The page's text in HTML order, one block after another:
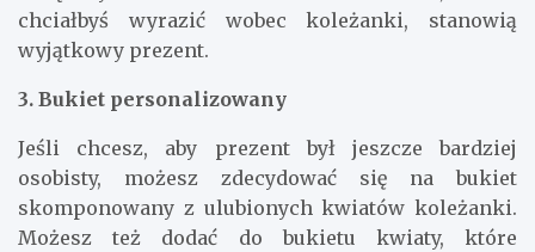
chciałbyś wyrazić wobec koleżanki, stanowią
wyjątkowy prezent.
3. Bukiet personalizowany
Jeśli chcesz, aby prezent był jeszcze bardziej
osobisty, możesz zdecydować się na bukiet
skomponowany z ulubionych kwiatów koleżanki.
Możesz też dodać do bukietu kwiaty, które